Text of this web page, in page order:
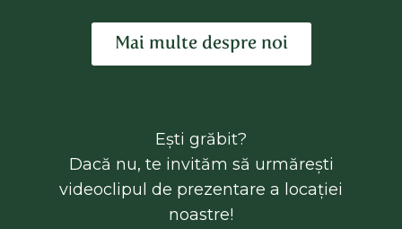
Mai multe despre noi
Ești grăbit?
Dacă nu, te invităm să urmărești
videoclipul de prezentare a locației
noastre!